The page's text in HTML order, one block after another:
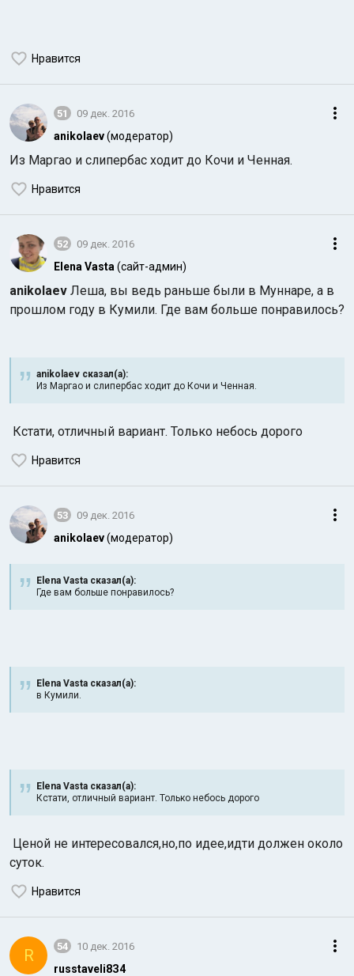
Нравится
51 09 дек. 2016
anikolaev(модератор)
Из Маргао и слипербас ходит до Кочи и Ченная.
Нравится
52 09 дек. 2016
Elena Vasta (сайт-админ)
anikolaev Леша, вы ведь раньше были в Муннаре, а в
прошлом году в Кумили. Где вам больше понравилось?
anikolaev сказал(а):
Из Маргао и слипербас ходит до Кочи и Ченная.
Кстати, отличный вариант. Только небось дорого
Нравится
53 09 дек. 2016
anikolaev(модератор)
Elena Vasta сказал(а):
Где вам больше понравилось?
Elena Vasta сказал(а):
в Кумили.
Elena Vasta сказал(а):
Кстати, отличный вариант. Только небось дорого
Ценой не интересовался,но,по идее,идти должен около
суток.
Нравится
R 54 10 дек. 2016
russtaveli8З4